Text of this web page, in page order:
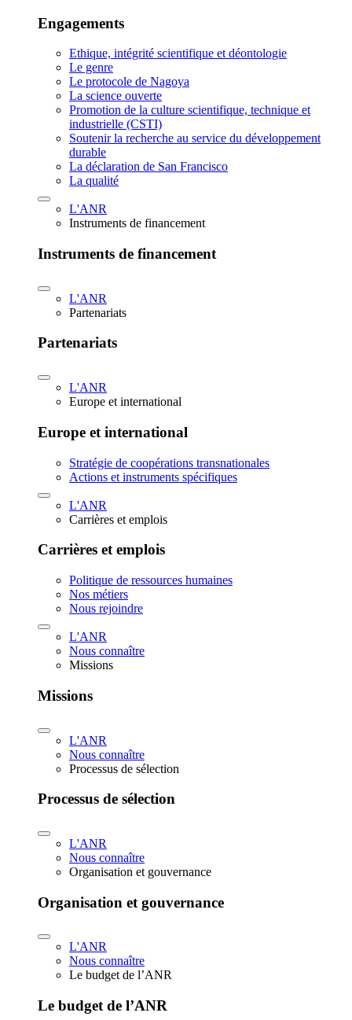
Engagements
Ethique, intégrité scientifique et déontologie
Le genre
Le protocole de Nagoya
La science ouverte
Promotion de la culture scientifique, technique et
industrielle (CSTI)
Soutenir la recherche au service du développement
durable
La déclaration de San Francisco
La qualité
L'ANR
Instruments de financement
Instruments de financement
L'ANR
Partenariats
Partenariats
L'ANR
Europe et international
Europe et international
Stratégie de coopérations transnationales
Actions et instruments spécifiques
L'ANR
Carrières et emplois
Carrières et emplois
Politique de ressources humaines
Nos métiers
Nous rejoindre
L'ANR
Nous connaître
Missions
Missions
L'ANR
Nous connaître
Processus de sélection
Processus de sélection
L'ANR
Nous connaître
Organisation et gouvernance
Organisation et gouvernance
L'ANR
Nous connaître
Le budget de l’ANR
Le budget de l’ANR